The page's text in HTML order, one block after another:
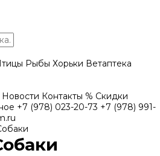
Рыбы Хорьки Ветаптека
Новости Контакты % Скидки
+7 (978) 023-20-73 +7 (978) 991-